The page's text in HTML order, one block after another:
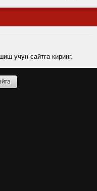
учун сайтга киринг.